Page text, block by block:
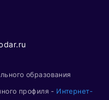
образования
профиля - Интернет-